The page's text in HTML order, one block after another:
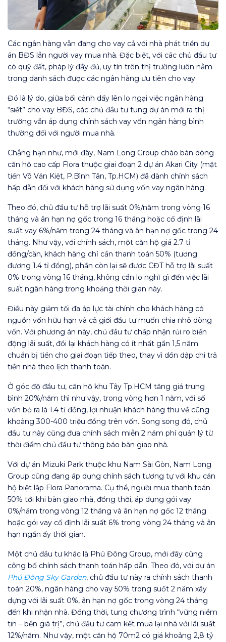
Các ngân hàng vẫn đang cho vay cả với nhà phát triển dự
án BĐS lẫn người vay mua nhà. Đặc biệt, với các chủ đầu tư
có quỹ đất, pháp lý đầy đủ, uy tín trên thị trường luôn nằm
trong danh sách được các ngân hàng ưu tiên cho vay
Đó là lý do, giữa bối cảnh dấy lên lo ngại việc ngân hàng
“siết” cho vay BĐS, các chủ đầu tư tung dự án mới ra thị
trường vẫn áp dụng chính sách vay vốn ngân hàng bình
thường đối với người mua nhà.
Chẳng hạn như, mới đây, Nam Long Group chào bán dòng
căn hộ cao cấp Flora thuộc giai đoạn 2 dự án Akari City (mặt
tiền Võ Văn Kiệt, P.Bình Tân, Tp.HCM) đã dành chính sách
hấp dẫn đối với khách hàng sử dụng vốn vay ngân hàng.
Theo đó, chủ đầu tư hỗ trợ lãi suất 0%/năm trong vòng 16
tháng và ân hạn nợ gốc trong 16 tháng hoặc cố định lãi
suất vay 6%/năm trong 24 tháng và ân hạn nợ gốc trong 24
tháng. Như vậy, với chính sách, một căn hộ giá 2.7 tỉ
đồng/căn, khách hàng chỉ cần thanh toán 50% (tương
đương 1.4 tỉ đồng), phần còn lại sẽ được CĐT hỗ trợ lãi suất
0% trong vòng 16 tháng, không cần lo nghĩ gì đến việc lãi
suất ngân hàng trong khoảng thời gian này.
Điều này giảm tối đa áp lực tài chính cho khách hàng có
nguồn vốn hữu hạn và cả giới đầu tư muốn chia nhỏ dòng
vốn. Với phương án này, chủ đầu tư chấp nhận rủi ro biến
động lãi suất, đổi lại khách hàng có ít nhất gần 1,5 năm
chuẩn bị tiền cho giai đoạn tiếp theo, thay vì dồn dập chi trả
tiền nhà theo lịch thanh toán.
Ở góc độ đầu tư, căn hộ khu Tây Tp.HCM tăng giá trung
bình 20%/năm thì như vậy, trong vòng hơn 1 năm, với số
vốn bỏ ra là 1.4 tỉ đồng, lợi nhuận khách hàng thu về cũng
khoảng 300-400 triệu đồng trên vốn. Song song đó, chủ
đầu tư này cũng đưa chính sách miễn 2 năm phí quản lý từ
thời điểm chủ đầu tư thông báo bàn giao nhà.
Với dự án Mizuki Park thuộc khu Nam Sài Gòn, Nam Long
Group cũng đang áp dụng chính sách tương tự với khu căn
hộ biệt lập Flora Panorama. Cụ thể, người mua thanh toán
50% tới khi bàn giao nhà, đồng thời, áp dụng gói vay
0%/năm trong vòng 12 tháng và ân hạn nợ gốc 12 tháng
hoặc gói vay cố định lãi suất 6% trong vòng 24 tháng và ân
hạn ngần ấy thời gian.
Một chủ đầu tư khác là Phú Đông Group, mới đây cũng
công bố chính sách thanh toán hấp dẫn. Theo đó, với dự án
Phú Đông Sky Garden, chủ đầu tư này ra chính sách thanh
toán 20%, ngân hàng cho vay 50% trong suốt 2 năm xây
dựng với lãi suất 0%, ân hạn nợ gốc trong vòng 24 tháng
đến khi nhận nhà. Đồng thời, tung chương trình “vững niềm
tin – bền giá trị”, chủ đầu tư cam kết mua lại nhà với lãi suất
12%/năm. Như vậy, một căn hộ 70m2 có giá khoảng 2,8 tỷ